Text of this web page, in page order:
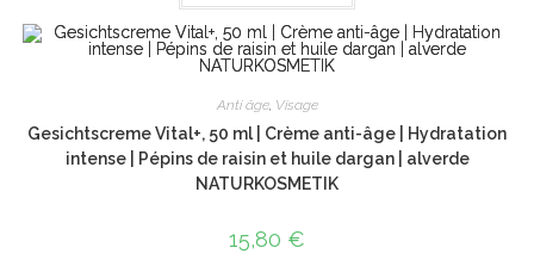
Anti âge, Visage
Gesichtscreme Vital+, 50 ml | Crème anti-âge | Hydratation
intense | Pépins de raisin et huile dargan | alverde
NATURKOSMETIK
15,80 €